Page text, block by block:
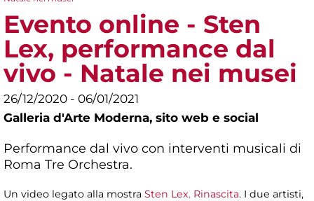
Evento online - Sten
Lex, performance dal
vivo - Natale nei musei
26/12/2020 - 06/01/2021
Galleria d'Arte Moderna, sito web e social
Performance dal vivo con interventi musicali di
Roma Tre Orchestra.
Un video legato alla mostra Sten Lex. Rinascita. I due artisti,